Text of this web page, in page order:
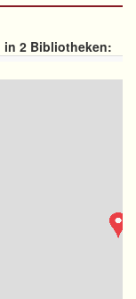
in 2 Bibliotheken: